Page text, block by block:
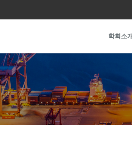
학회소개